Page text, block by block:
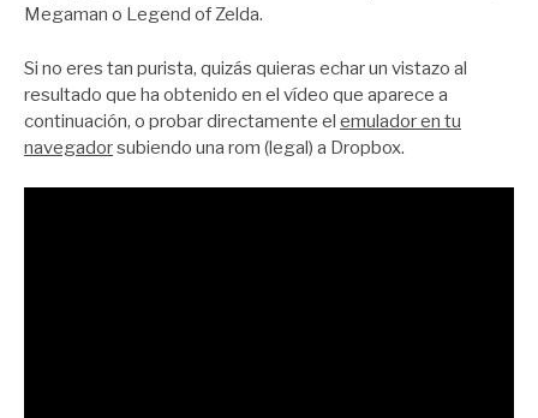
Megaman o Legend of Zelda.
Si no eres tan purista, quizás quieras echar un vistazo al
resultado que ha obtenido en el vídeo que aparece a
continuación, o probar directamente el emulador en tu
navegadorsubiendo una rom (legal) a Dropbox.